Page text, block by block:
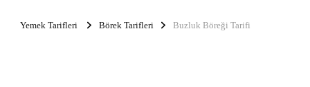
Yemek Tarifleri Börek Tarifleri Buzluk Böreği Tarifi